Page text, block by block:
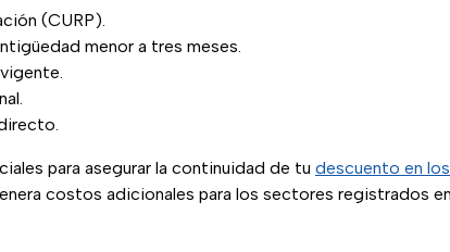
(CURP).
menor a tres meses.
para asegurar la continuidad de tu descuento en
costos adicionales para los sectores registrados